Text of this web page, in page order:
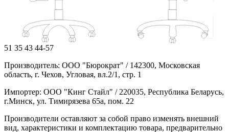
51 35 43 44-57
Производитель: ООО "Бюрократ" / 142300, Московская
область, г. Чехов, Угловая, вл.2/1, стр. 1
Импортер: ООО "Кинг Стайл" / 220035, Республика Беларусь,
г.Минск, ул. Тимирязева 65а, пом. 22
Производители оставляют за собой право изменять внешний
вид, характеристики и комплектацию товара, предварительно